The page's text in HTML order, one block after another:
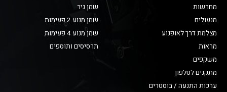
מחרשות
מנעולים
מצלמת דרך לאופנוע
מראות
משקפים
מתקנים לטלפון
ערכות התנעה / בוסטרים
שמן גיר
שמן מנוע 2 פעימות
שמן מנוע 4 פעימות
תרסיסים ותוספים